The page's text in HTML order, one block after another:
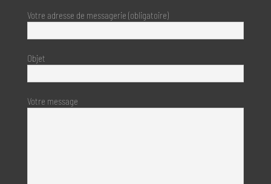
Votre adresse de messagerie (obligatoire)
Objet
Votre message